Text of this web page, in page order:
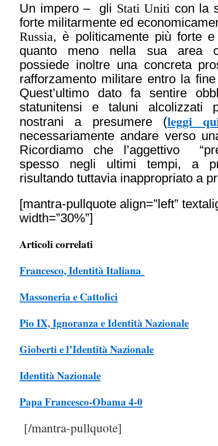
Un impero – gli Stati Uniti con la
forte militarmente ed
Russia, è politicamente più forte
quanto meno nella sua area
possiede inoltre una concreta
rafforzamento militare entro la
Quest’ultimo dato fa sentire
statunitensi e taluni alcolizzati
nostrani a presumere (leggi
necessariamente andare verso
Ricordiamo che l’aggettivo
spesso negli ultimi tempi, a
risultando tuttavia inappropriato a
[mantra-pullquote align=”left”
width=”30%”]
Articoli correlati
Francesco, Identità Italiana
Massoneria e Cattolici
Pio IX, Ignoranza e Identità Nazionale
Gioberti e l’Identità Nazionale
Identità Nazionale
Papa Francesco-Obama 4-0
[/mantra-pullquote]